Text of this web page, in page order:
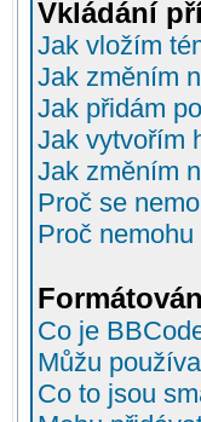
Vkládání
Jak vložím
Jak změním
Jak přidám
Jak vytvořím
Jak změním
Proč se
Proč
Co je
Můžu
Co to jsou